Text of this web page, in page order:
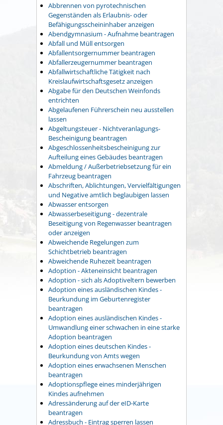
Abbrennen von pyrotechnischen
Gegenständen als Erlaubnis- oder
Befähigungsscheininhaber anzeigen
Abendgymnasium - Aufnahme beantragen
Abfall und Müll entsorgen
Abfallentsorgernummer beantragen
Abfallerzeugernummer beantragen
Abfallwirtschaftliche Tätigkeit nach
Kreislaufwirtschaftsgesetz anzeigen
Abgabe für den Deutschen Weinfonds
entrichten
Abgelaufenen Führerschein neu ausstellen
lassen
Abgeltungsteuer - Nichtveranlagungs-
Bescheinigung beantragen
Abgeschlossenheitsbescheinigung zur
Aufteilung eines Gebäudes beantragen
Abmeldung / Außerbetriebsetzung für ein
Fahrzeug beantragen
Abschriften, Ablichtungen, Vervielfältigungen
und Negative amtlich beglaubigen lassen
Abwasser entsorgen
Abwasserbeseitigung - dezentrale
Beseitigung von Regenwasser beantragen
oder anzeigen
Abweichende Regelungen zum
Schichtbetrieb beantragen
Abweichende Ruhezeit beantragen
Adoption - Akteneinsicht beantragen
Adoption - sich als Adoptiveltern bewerben
Adoption eines ausländischen Kindes -
Beurkundung im Geburtenregister
beantragen
Adoption eines ausländischen Kindes -
Umwandlung einer schwachen in eine starke
Adoption beantragen
Adoption eines deutschen Kindes -
Beurkundung von Amts wegen
Adoption eines erwachsenen Menschen
beantragen
Adoptionspflege eines minderjährigen
Kindes aufnehmen
Adressänderung auf der eID-Karte
beantragen
Adressbuch - Eintrag sperren lassen